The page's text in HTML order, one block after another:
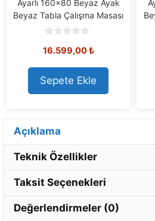
Ayarlı 160×80 Beyaz Ayak
Beyaz Tabla Çalışma Masası
o
t
o
f
5
16.599,00₺
Sepete Ekle
Açıklama
Teknik Özellikler
Taksit Seçenekleri
Değerlendirmeler (0)